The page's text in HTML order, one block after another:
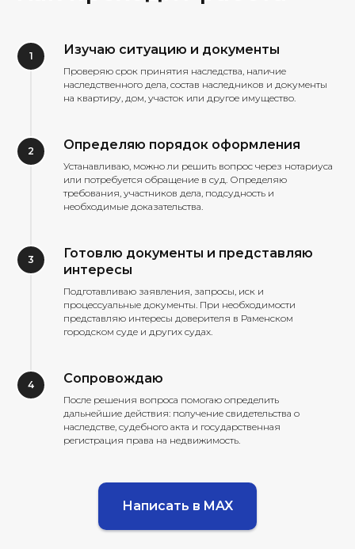
Изучаю ситуацию и документы
Проверяю срок принятия наследства, наличие
наследственного дела, состав наследников и документы
на квартиру, дом, участок или другое имущество.
Определяю порядок оформления
Устанавливаю, можно ли решить вопрос через нотариуса
или потребуется обращение в суд. Определяю
требования, участников дела, подсудность и
необходимые доказательства.
Готовлю документы и представляю
интересы
Подготавливаю заявления, запросы, иск и
процессуальные документы. При необходимости
представляю интересы доверителя в Раменском
городском суде и других судах.
Сопровождаю
После решения вопроса помогаю определить
дальнейшие действия: получение свидетельства о
наследстве, судебного акта и государственная
регистрация права на недвижимость.
Написать в MAX